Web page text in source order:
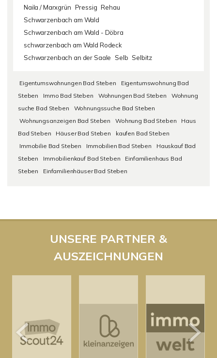
Naila / Marxgrün Pressig Rehau
Schwarzenbach am Wald
Schwarzenbach am Wald - Döbra
schwarzenbach am Wald Rodeck
Schwarzenbach an der Saale Selb Selbitz
Eigentumswohnungen Bad Steben
Eigentumswohnung Bad
Steben
Immo Bad Steben Wohnungen Bad Steben
Wohnung
suche Bad Steben
Wohnungssuche Bad Steben
Wohnungsanzeigen Bad Steben
Wohnung Bad Steben
Haus
Bad Steben
Häuser Bad Steben
kaufen Bad Steben
Immobilie Bad Steben
Immobilien Bad Steben
Hauskauf Bad
Steben
Immobilienkauf Bad Steben
Einfamilienhaus Bad
Steben
Einfamilienhäuser Bad Steben
UNSERE PARTNER &
AUSZEICHNUNGEN